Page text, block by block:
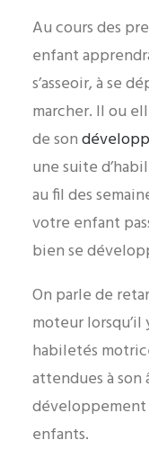
Au cours des
enfant
s’asseoir, à se
marcher. Il ou
de son
une suite
au fil des
votre enfant
bien se
On parle de
moteur
habiletés
attendues à son
développement
enfants.